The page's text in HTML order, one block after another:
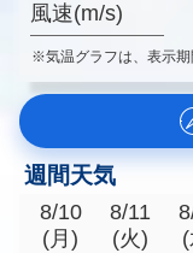
風速(m/s)
※気温グラフは、表示期
週間天気
8/10
(月)
8/11
(火)